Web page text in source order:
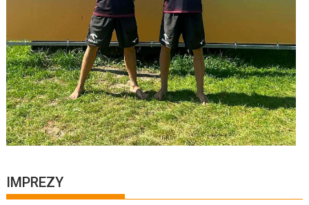
IMPREZY